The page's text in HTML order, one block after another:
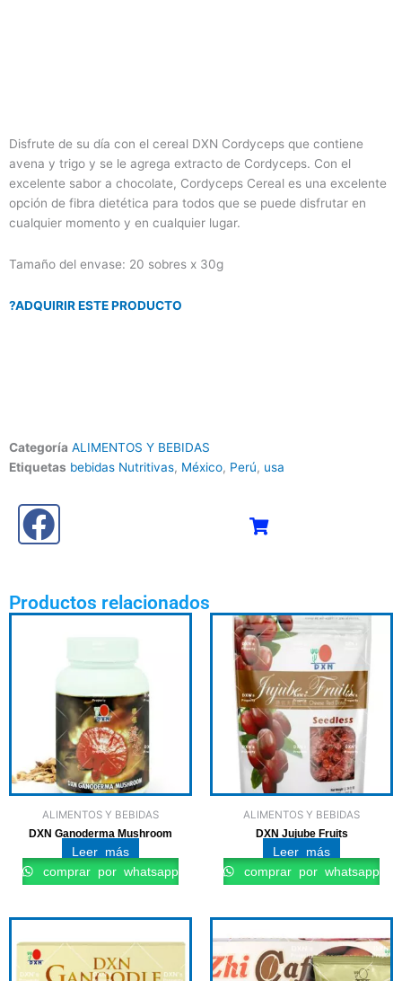
Disfrute de su día con el cereal DXN Cordyceps que contiene
avena y trigo y se le agrega extracto de Cordyceps. Con el
excelente sabor a chocolate, Cordyceps Cereal es una excelente
opción de fibra dietética para todos que se puede disfrutar en
cualquier momento y en cualquier lugar.
Tamaño del envase: 20 sobres x 30g
?ADQUIRIR ESTE PRODUCTO
Categoría ALIMENTOS Y BEBIDAS
Etiquetas bebidas Nutritivas, México, Perú, usa
Productos relacionados
ALIMENTOS Y BEBIDAS
DXN Ganoderma Mushroom
Leer más
comprar por whatsapp
ALIMENTOS Y BEBIDAS
DXN Jujube Fruits
Leer más
comprar por whatsapp